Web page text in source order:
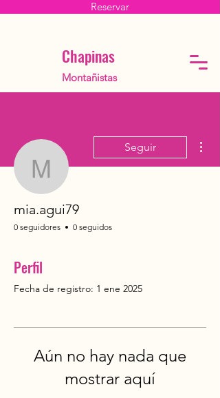
Reservar
Chapinas
Montañistas
mia.agui79
Seguir
mia.agui79
0 seguidores 0 seguidos
Perfil
Fecha de registro: 1 ene 2025
Aún no hay nada que
mostrar aquí